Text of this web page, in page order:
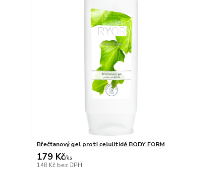
Břečťanový gel proti celulitidě BODY FORM
179 Kč/ks
148 Kč bez DPH